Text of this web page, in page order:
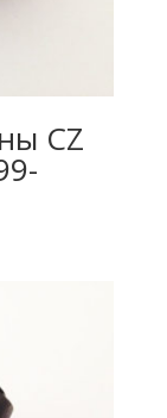
CZ